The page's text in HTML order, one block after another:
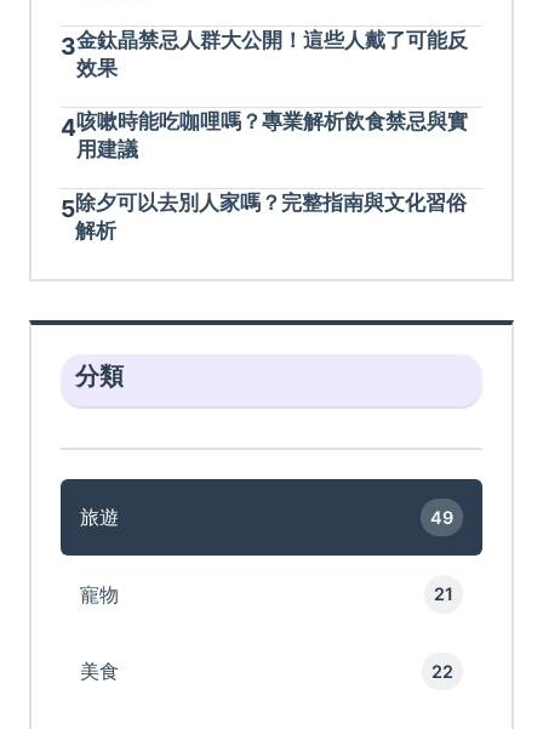
3金鈦晶禁忌人群大公開！這些人戴了可能反
效果
4咳嗽時能吃咖哩嗎？專業解析飲食禁忌與實
用建議
5除夕可以去別人家嗎？完整指南與文化習俗
解析
分類
旅遊 49
寵物 21
美食 22